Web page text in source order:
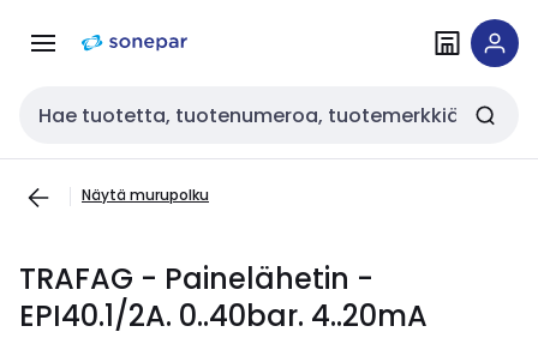
navigointiinsisältöön
Haku
Näytä murupolku
TRAFAG - Painelähetin -
EPI40.1/2A. 0..40bar. 4..20mA